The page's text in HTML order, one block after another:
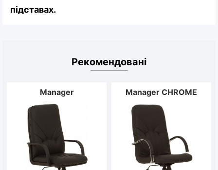
підставах.
Рекомендовані
Manager Manager CHROME